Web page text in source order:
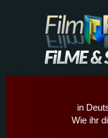
in
Wie ihr